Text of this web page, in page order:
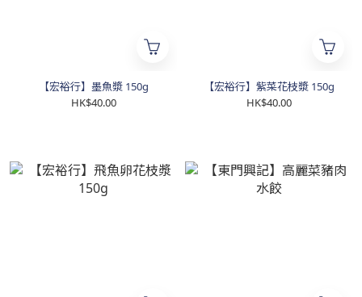
【宏裕行】墨魚漿 150g
HK$40.00
【宏裕行】紫菜花枝漿 150g
HK$40.00